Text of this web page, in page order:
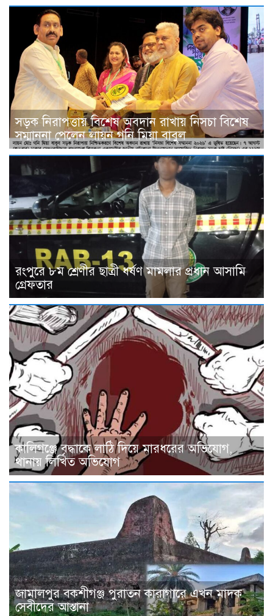
সড়ক নিরাপত্তায় বিশেষ অবদান রাখায় নিসচা বিশেষ
সম্মাননা পেলেন লায়ন গনি মিয়া বাবুল
রংপুরে ৮ম শ্রেণীর ছাত্রী ধর্ষণ মামলার প্রধান আসামি
গ্রেফতার
কালিগঞ্জে বৃদ্ধাকে লাঠি দিয়ে মারধরের অভিযোগ,
থানায় লিখিত অভিযোগ
জামালপুর বকশীগঞ্জ পুরাতন কারাগারে এখন মাদক
সেবীদের আস্তানা